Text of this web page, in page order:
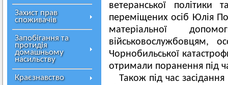
Захист прав
споживачів
Запобігання та
протидія
домашньому
насильству
Краєзнавство
ветеранської політики
переміщених осіб Юлія
матеріальної
військовослужбовцям,
Чорнобильської
отримали поранення під
Також під час засідання